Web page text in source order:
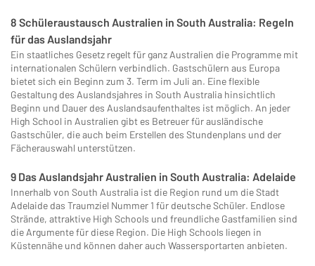
8 Schüleraustausch Australien in South Australia: Regeln
für das Auslandsjahr
Ein staatliches Gesetz regelt für ganz Australien die Programme mit
internationalen Schülern verbindlich. Gastschülern aus Europa
bietet sich ein Beginn zum 3. Term im Juli an. Eine flexible
Gestaltung des Auslandsjahres in South Australia hinsichtlich
Beginn und Dauer des Auslandsaufenthaltes ist möglich. An jeder
High School in Australien gibt es Betreuer für ausländische
Gastschüler, die auch beim Erstellen des Stundenplans und der
Fächerauswahl unterstützen.
9 Das Auslandsjahr Australien in South Australia: Adelaide
Innerhalb von South Australia ist die Region rund um die Stadt
Adelaide das Traumziel Nummer 1 für deutsche Schüler. Endlose
Strände, attraktive High Schools und freundliche Gastfamilien sind
die Argumente für diese Region. Die High Schools liegen in
Küstennähe und können daher auch Wassersportarten anbieten.